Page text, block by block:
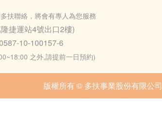
扶聯絡，將會有專人為您服務
捷運站4號出口2樓)
10-100157-6
之外,請提前一日預約)
版權所有 © 多扶事業股份有限公司